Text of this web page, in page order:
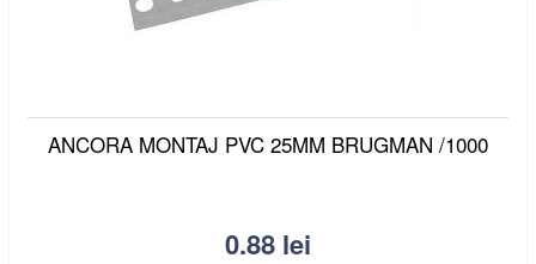
ANCORA MONTAJ PVC 25MM BRUGMAN /1000
0.88 lei